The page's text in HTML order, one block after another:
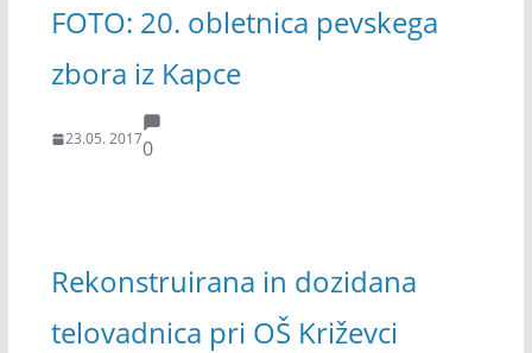
FOTO: 20. obletnica pevskega
zbora iz Kapce
23.05. 20170
Rekonstruirana in dozidana
telovadnica pri OŠ Križevci